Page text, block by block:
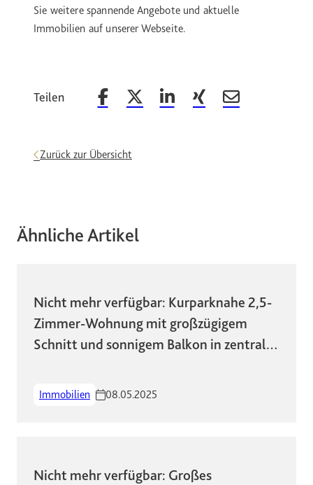
Sie weitere spannende Angebote und aktuelle
Immobilien auf unserer Webseite.
Teilen Beitrag auf Facebook teilen
Beitrag auf X teilen
Beitrag auf LinkedIn teilen
Beitrag auf Xing teilen
Beitrag per
Zurück zur Übersicht
Ähnliche Artikel
Nicht mehr verfügbar: Kurparknahe 2,5-
Zimmer-Wohnung mit großzügigem
Schnitt und sonnigem Balkon in zentraler
Immobilien 08.05.2025
Nicht mehr verfügbar: Großes